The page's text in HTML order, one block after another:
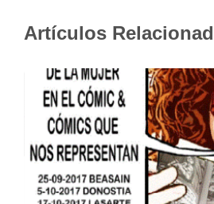
Artículos